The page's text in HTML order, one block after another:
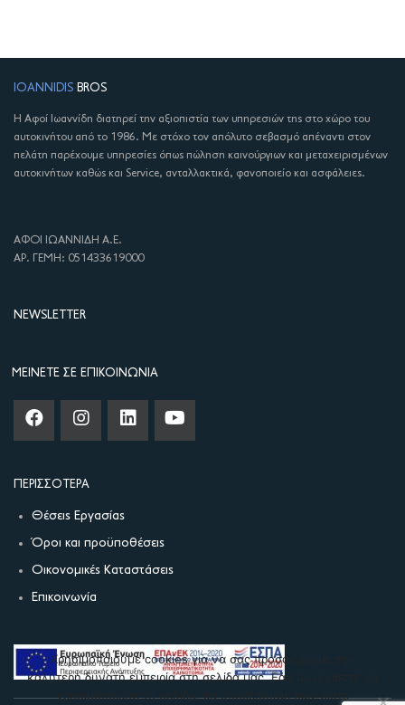
IOANNIDIS BROS
Η Αφοί Ιωαννίδη διατηρεί την αξιοπιστία των υπηρεσιών της στο χώρο του
αυτοκινήτου από το 1986. Με στόχο τον απόλυτο σεβασμό απέναντι στον
πελάτη παρέχουμε υπηρεσίες όπως πώληση καινούργιων και μεταχειρισμένων
αυτοκινήτων καθώς και Service, ανταλλακτικά, φανοποιείο και ασφάλειες.
ΑΦΟΙ ΙΩΑΝΝΙΔΗ Α.Ε.
ΑΡ. ΓΕΜΗ: 051433619000
NEWSLETTER
ΜΕΊΝΕΤΕ ΣΕ ΕΠΙΚΟΙΝΩΝΊΑ
ΠΕΡΙΣΣΌΤΕΡΑ
Θέσεις Εργασίας
Όροι και προϋποθέσεις
Οικονομικές Καταστάσεις
Επικοινωνία
Χρησιμοποιούμε cookies για να σας προσφέρουμε την
καλύτερη δυνατή εμπειρία στη σελίδα μας. Εάν συνεχίσετε να
χρησιμοποιείτε τη σελίδα, θα υποθέσουμε πως είστε